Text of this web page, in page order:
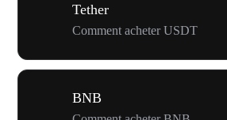
Tether
Comment acheter USDT
BNB